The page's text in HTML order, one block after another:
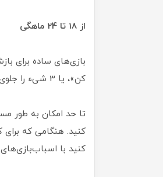
از 18 تا 24 ماهگی
بازی‌های ساده‌ برای
کن»، یا 3 شیء را جلوی کودک بگذارید و به او بگویید که یکی از آنها که مشخصاتی معین دارد را به شما بدهد.
تا حد امکان به طور
کنید. هنگامی که
کنید با